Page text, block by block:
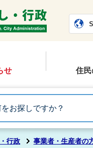
せ 住
行政 事業者・生産者の